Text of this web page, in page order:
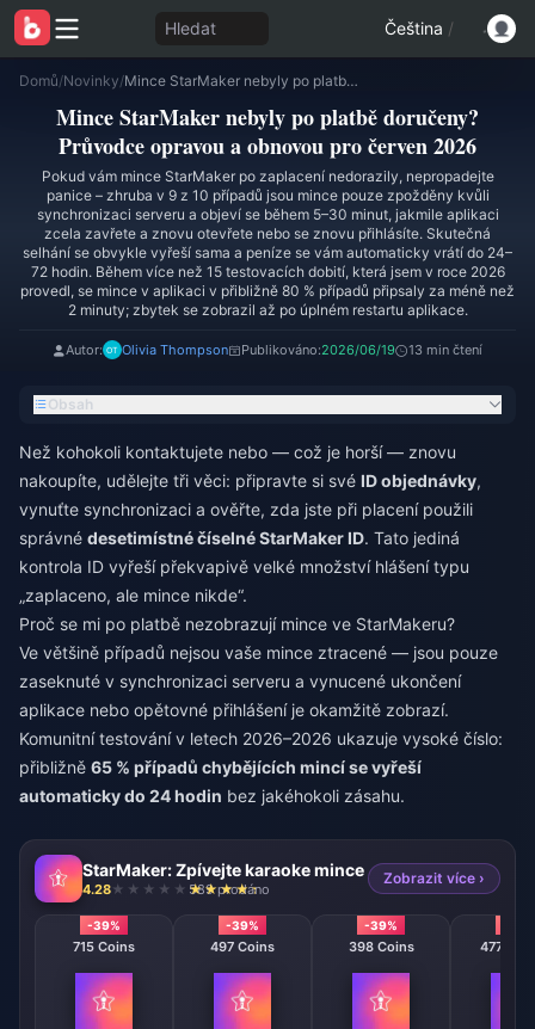
Hledat Čeština /
Domů/Novinky/ Mince StarMaker nebyly po platbě doručeny? Průvodce opravou a obnovou pro červen 2026
Mince StarMaker nebyly po platbě doručeny?
Průvodce opravou a obnovou pro červen 2026
Pokud vám mince StarMaker po zaplacení nedorazily, nepropadejte
panice – zhruba v 9 z 10 případů jsou mince pouze zpožděny kvůli
synchronizaci serveru a objeví se během 5–30 minut, jakmile aplikaci
zcela zavřete a znovu otevřete nebo se znovu přihlásíte. Skutečná
selhání se obvykle vyřeší sama a peníze se vám automaticky vrátí do 24–
72 hodin. Během více než 15 testovacích dobití, která jsem v roce 2026
provedl, se mince v aplikaci v přibližně 80 % případů připsaly za méně než
2 minuty; zbytek se zobrazil až po úplném restartu aplikace.
Autor: Olivia Thompson Publikováno:2026/06/19 13 min čtení
Obsah
Než kohokoli kontaktujete nebo — což je horší — znovu
nakoupíte, udělejte tři věci: připravte si své ID objednávky,
vynuťte synchronizaci a ověřte, zda jste při placení použili
správné desetimístné číselné StarMaker ID. Tato jediná
kontrola ID vyřeší překvapivě velké množství hlášení typu
„zaplaceno, ale mince nikde“.
Proč se mi po platbě nezobrazují mince ve StarMakeru?
Ve většině případů nejsou vaše mince ztracené — jsou pouze
zaseknuté v synchronizaci serveru a vynucené ukončení
aplikace nebo opětovné přihlášení je okamžitě zobrazí.
Komunitní testování v letech 2026–2026 ukazuje vysoké číslo:
přibližně 65 % případů chybějících mincí se vyřeší
automaticky do 24 hodin bez jakéhokoli zásahu.
StarMaker: Zpívejte karaoke mince
4.28 589 prodáno
Zobrazit více ›
-39%
715 Coins
-39%
497 Coins
-39%
398 Coins 47746